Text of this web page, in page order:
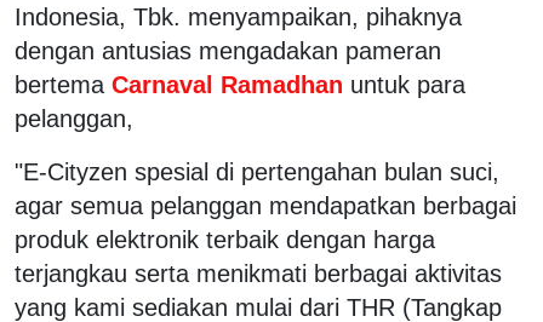
Indonesia, Tbk. menyampaikan, pihaknya
dengan antusias mengadakan pameran
bertema Carnaval Ramadhan untuk para
pelanggan,
"E-Cityzen spesial di pertengahan bulan suci,
agar semua pelanggan mendapatkan berbagai
produk elektronik terbaik dengan harga
terjangkau serta menikmati berbagai aktivitas
yang kami sediakan mulai dari THR (Tangkap